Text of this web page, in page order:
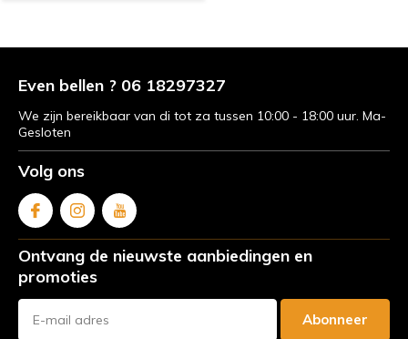
Even bellen ? 06 18297327
We zijn bereikbaar van di tot za tussen 10:00 - 18:00 uur. Ma-
Gesloten
Volg ons
Ontvang de nieuwste aanbiedingen en
promoties
Abonneer